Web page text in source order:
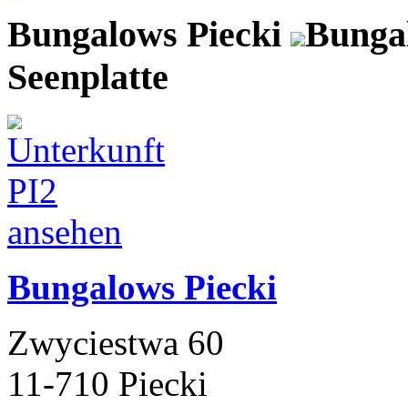
Bungalows Piecki
Seenplatte
Bungalows Piecki
Zwyciestwa 60
11-710 Piecki